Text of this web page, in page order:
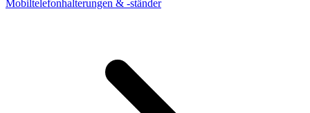
Mobiltelefonhalterungen & -ständer